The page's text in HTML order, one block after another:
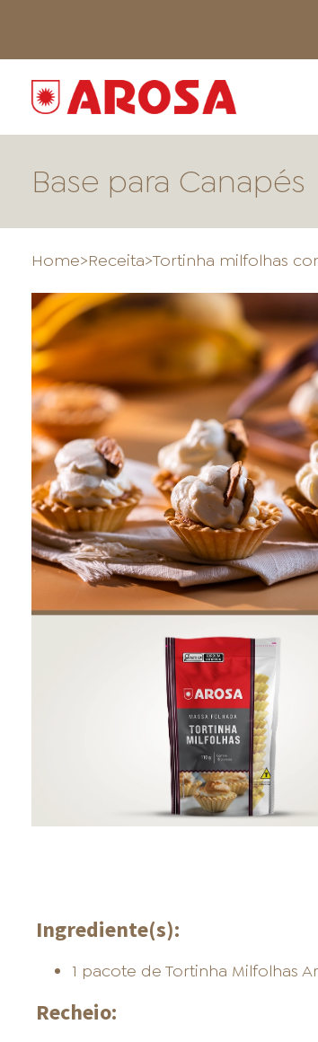
HOME
ONDE COMPRAR
FOOD SERVICE
INVERNO
Base para Canapés
Home>Receita>Tortinha milfolhas
Ingrediente(s):
1 pacote de Tortinha Milfolhas
Recheio: